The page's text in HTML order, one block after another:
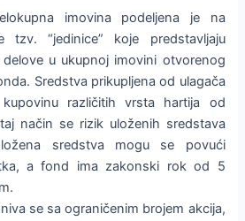
imovina podeljena je na
tzv. “jedinice” koje predstavljaju
delove u ukupnoj imovini otvorenog
Sredstva prikupljena od ulagača
različitih vrsta hartija od
način se rizik uloženih sredstava
sredstva mogu se povući
a fond ima zakonski rok od 5
se sa ograničenim brojem akcija,